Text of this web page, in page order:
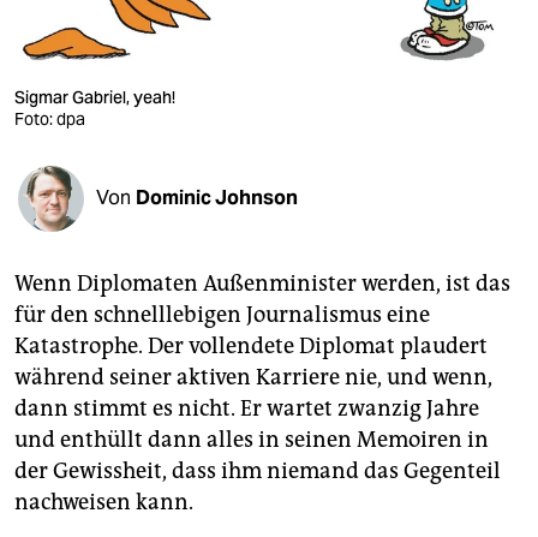
wahrheit
verlag
veranstaltungen
shop
unterstützen
abo
genossenschaft
epaper login
Sigmar Gabriel, yeah!
Foto: dpa
Von Dominic Johnson
Wenn Diplomaten Außenminister werden, ist das
für den schnelllebigen Journalismus eine
Katastrophe. Der vollendete Di­plo­mat plaudert
während seiner aktiven Karriere nie, und wenn,
dann stimmt es nicht. Er wartet zwanzig Jahre
und enthüllt dann alles in seinen Memoiren in
der Gewissheit, dass ihm niemand das Gegenteil
nachweisen kann.